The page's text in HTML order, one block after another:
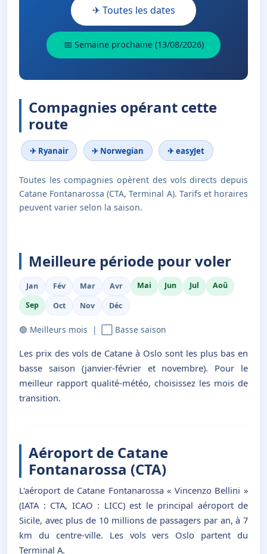
✈ Toutes les dates
📅 Semaine prochaine (13/08/2026)
Compagnies opérant cette
route
✈ Ryanair ✈ Norwegian ✈ easyJet
Toutes les compagnies opèrent des vols directs depuis
Catane Fontanarossa (CTA, Terminal A). Tarifs et horaires
peuvent varier selon la saison.
Meilleure période pour voler
Jan Fév Mar Avr Mai Jun Jul
Aoû
Sep
Oct Nov Déc
🟢 Meilleurs mois | ⬜ Basse saison
Les prix des vols de Catane à Oslo sont les plus bas en
basse saison (janvier-février et novembre). Pour le
meilleur rapport qualité-météo, choisissez les mois de
transition.
Aéroport de Catane
Fontanarossa (CTA)
L'aéroport de Catane Fontanarossa « Vincenzo Bellini »
(IATA : CTA, ICAO : LICC) est le principal aéroport de
Sicile, avec plus de 10 millions de passagers par an, à 7
km du centre-ville. Les vols vers Oslo partent du
Terminal A.